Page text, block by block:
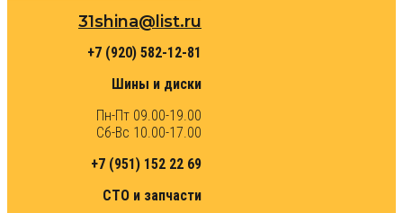
31shina@list.ru
+7 (920) 582-12-81
Шины и диски
Пн-Пт 09.00-19.00
Сб-Вс 10.00-17.00
+7 (951) 152 22 69
СТО и запчасти